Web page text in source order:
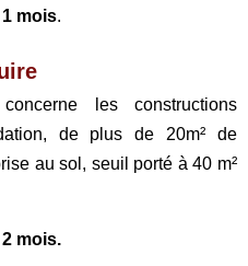
mois.
les constructions
de plus de 20m² de
au sol, seuil porté à 40 m²
mois.